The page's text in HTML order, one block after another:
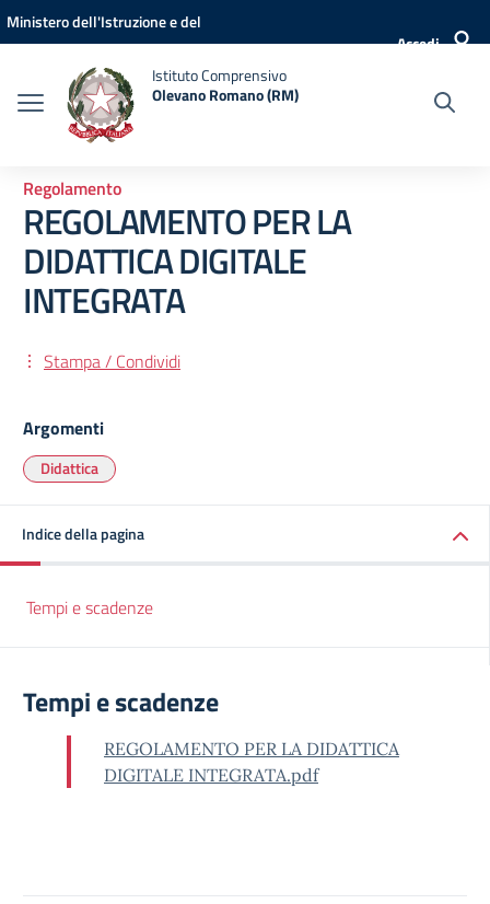
Vai ai contenuti
Vai al menu di navigazione
Vai al footer
Ministero dell'Istruzione e del
Accedi
Istituto Comprensivo
Olevano Romano (RM)
Regolamento
REGOLAMENTO PER LA
DIDATTICA DIGITALE
INTEGRATA
Stampa / Condividi
Argomenti
Didattica
Indice della pagina
Tempi e scadenze
Tempi e scadenze
REGOLAMENTO PER LA DIDATTICA
DIGITALE INTEGRATA.pdf